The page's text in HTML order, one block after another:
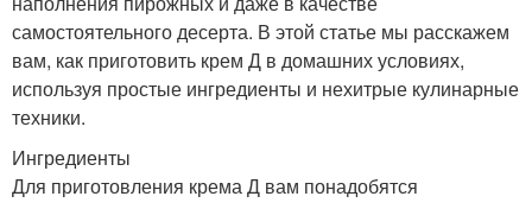
самостоятельного десерта. В этой статье мы расскажем
вам, как приготовить крем Д в домашних условиях,
используя простые ингредиенты и нехитрые кулинарные
техники.
Ингредиенты
Для приготовления крема Д вам понадобятся